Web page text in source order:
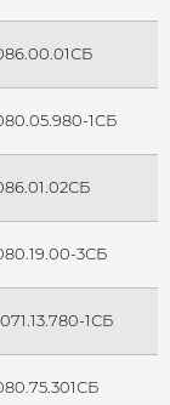
1СБ
3СБ
1СБ